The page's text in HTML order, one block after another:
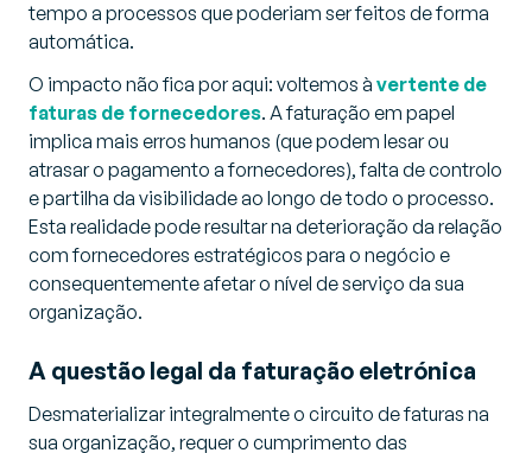
tempo a processos que poderiam ser feitos de forma
automática.
O impacto não fica por aqui: voltemos à vertente de
faturas de fornecedores. A faturação em papel
implica mais erros humanos (que podem lesar ou
atrasar o pagamento a fornecedores), falta de controlo
e partilha da visibilidade ao longo de todo o processo.
Esta realidade pode resultar na deterioração da relação
com fornecedores estratégicos para o negócio e
consequentemente afetar o nível de serviço da sua
organização.
A questão legal da faturação eletrónica
Desmaterializar integralmente o circuito de faturas na
sua organização, requer o cumprimento das